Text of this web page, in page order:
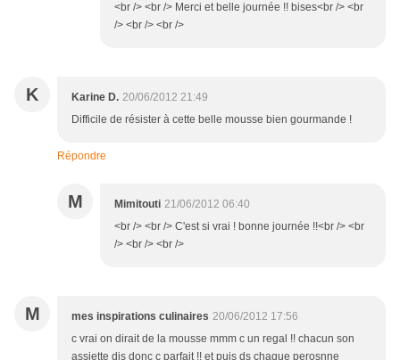
<br /> <br /> Merci et belle journée !! bises<br /> <br
/> <br /> <br />
K Karine D. 20/06/2012 21:49
Difficile de résister à cette belle mousse bien gourmande !
Répondre
M Mimitouti 21/06/2012 06:40
<br /> <br /> C'est si vrai ! bonne journée !!<br /> <br
/> <br /> <br />
M mes inspirations culinaires 20/06/2012 17:56
c vrai on dirait de la mousse mmm c un regal !! chacun son
assiette dis donc c parfait !! et puis ds chaque perosnne